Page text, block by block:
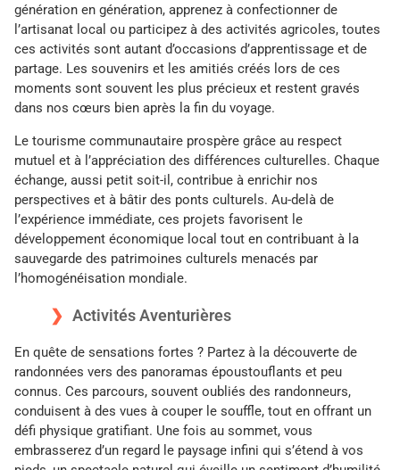
génération en génération, apprenez à confectionner de
l’artisanat local ou participez à des activités agricoles, toutes
ces activités sont autant d’occasions d’apprentissage et de
partage. Les souvenirs et les amitiés créés lors de ces
moments sont souvent les plus précieux et restent gravés
dans nos cœurs bien après la fin du voyage.
Le tourisme communautaire prospère grâce au respect
mutuel et à l’appréciation des différences culturelles. Chaque
échange, aussi petit soit-il, contribue à enrichir nos
perspectives et à bâtir des ponts culturels. Au-delà de
l’expérience immédiate, ces projets favorisent le
développement économique local tout en contribuant à la
sauvegarde des patrimoines culturels menacés par
l’homogénéisation mondiale.
Activités Aventurières
En quête de sensations fortes ? Partez à la découverte de
randonnées vers des panoramas époustouflants et peu
connus. Ces parcours, souvent oubliés des randonneurs,
conduisent à des vues à couper le souffle, tout en offrant un
défi physique gratifiant. Une fois au sommet, vous
embrasserez d’un regard le paysage infini qui s’étend à vos